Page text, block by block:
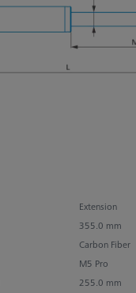
Extension
355.0 mm
Carbon Fiber
M5 Pro
255.0 mm